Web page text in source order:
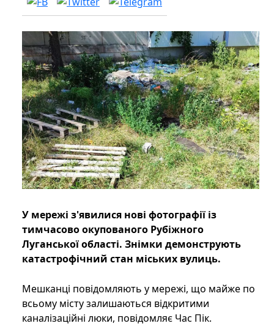
У мережі з'явилися нові фотографії із
тимчасово окупованого Рубіжного
Луганської області. Знімки демонструють
катастрофічний стан міських вулиць.
Мешканці повідомляють у мережі, що майже по
всьому місту залишаються відкритими
каналізаційні люки, повідомляє Час Пік.